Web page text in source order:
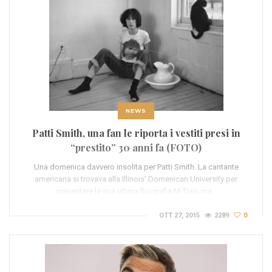
NEWS
Patti Smith, una fan le riporta i vestiti presi in
“prestito” 30 anni fa (FOTO)
Una domenica davvero insolita per Patti Smith. La cantante
americana si trovava alla Illinois’ Domenican University per
presentare la sua ultima biografia M Train ma…
OTT 27, 2015 2289 0